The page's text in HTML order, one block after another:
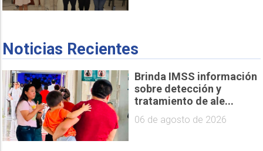
Noticias Recientes
Brinda IMSS información
sobre detección y
tratamiento de ale...
06 de agosto de 2026